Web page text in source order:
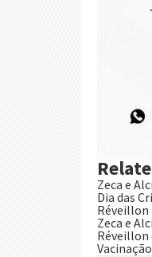
Zeca e
Dia das
Réveillon
Zeca e
Réveillon